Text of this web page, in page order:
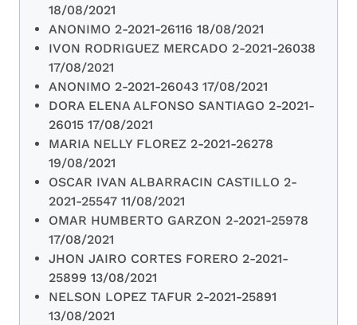
18/08/2021
ANONIMO 2-2021-26116 18/08/2021
IVON RODRIGUEZ MERCADO 2-2021-26038
17/08/2021
ANONIMO 2-2021-26043 17/08/2021
DORA ELENA ALFONSO SANTIAGO 2-2021-
26015 17/08/2021
MARIA NELLY FLOREZ 2-2021-26278
19/08/2021
OSCAR IVAN ALBARRACIN CASTILLO 2-
2021-25547 11/08/2021
OMAR HUMBERTO GARZON 2-2021-25978
17/08/2021
JHON JAIRO CORTES FORERO 2-2021-
25899 13/08/2021
NELSON LOPEZ TAFUR 2-2021-25891
13/08/2021